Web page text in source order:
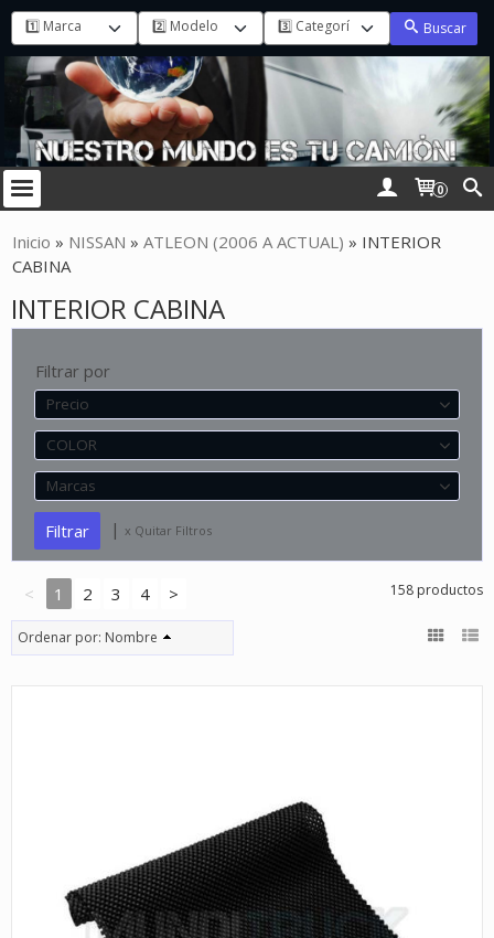
Buscar
0
Inicio » NISSAN » ATLEON (2006 A ACTUAL) » INTERIOR
CABINA
INTERIOR CABINA
Filtrar por
Precio
COLOR
Marcas
| x Quitar Filtros
< 1 2 3 4 > 158 productos
Ordenar por: Nombre